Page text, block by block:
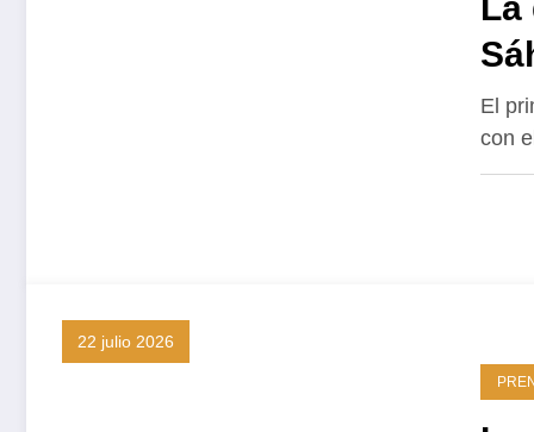
El
con
22 julio 2026